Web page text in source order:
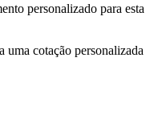
personalizado para esta
cotação personalizada